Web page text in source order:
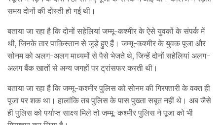
समय दोनों की दोस्ती हो गई थी।
बताया जा रहा है कि दोनों सहेलियां जम्मू-कश्मीर के ऐसे युवकों के संपर्क में
थी, जिनके तार पाकिस्तान से जुड़े हुए हैं। जम्मू-कश्मीर के युवक पूजा और
सोनम को अलग-अलग माध्यमों से पैसे भेजते थे, जिन्हें दोनों सहेलियां अलग-
अलग बैंक खातों से अन्य जगहों पर ट्रांसफर करती थी।
बताया जा रहा है कि जम्मू-कश्मीर पुलिस को सोनम की गिरफ्तारी के वक्त ही
पूजा पर शक था। हालांकि तब पुलिस के पास पुख्ता सबूत नहीं थे। अब जैसे
ही पुलिस को पर्याप्त साक्ष्य मिले तो जम्मू-कश्मीर पुलिस ने पूजा को भी